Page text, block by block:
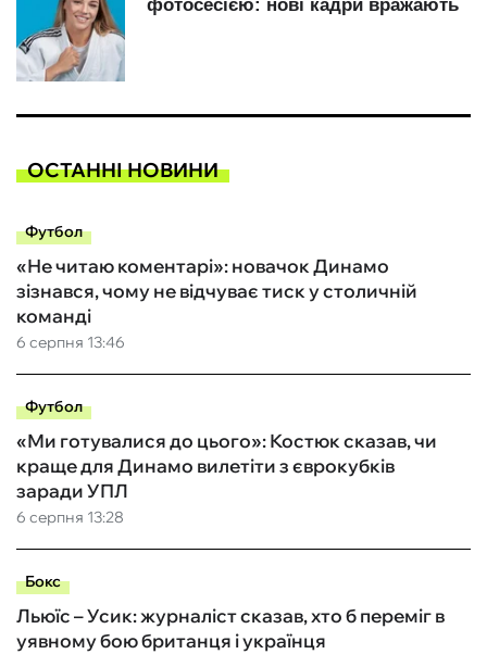
ОСТАННІ НОВИНИ
Футбол
6 серпня 13:46
«Не читаю коментарі»: новачок Динамо
зізнався, чому не відчуває тиск у столичній
команді
Футбол
6 серпня 13:28
«Ми готувалися до цього»: Костюк сказав, чи
краще для Динамо вилетіти з єврокубків
заради УПЛ
Бокс
Льюїс – Усик: журналіст сказав, хто б переміг в
уявному бою британця і українця